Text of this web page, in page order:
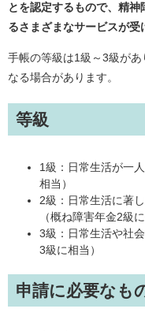
とを認定するもので、精
るさまざまなサービスが受
手帳の等級は1級～3級が
なる場合があります。
等級
1級：日常生活が一
相当）
2級：日常生活に著
（概ね障害年金2級に
3級：日常生活や社
3級に相当）
申請に必要なも